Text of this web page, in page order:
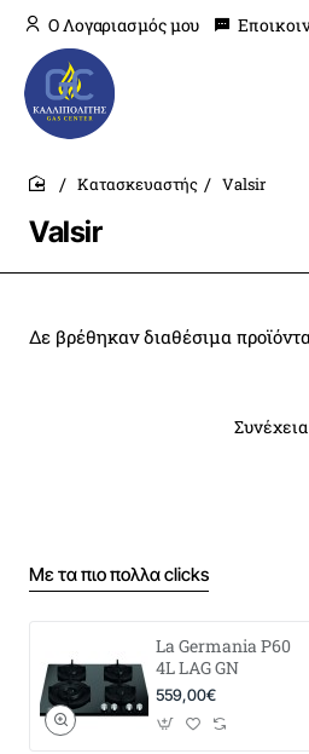
O Λογαριασμός μου
Valsir
home
Κατασκευαστής Valsir
Δε βρέθηκαν διαθέσιμα
Συνέχεια
Με τα πιο πολλα clicks
La Germania P60
4L LAG GN
559,00€